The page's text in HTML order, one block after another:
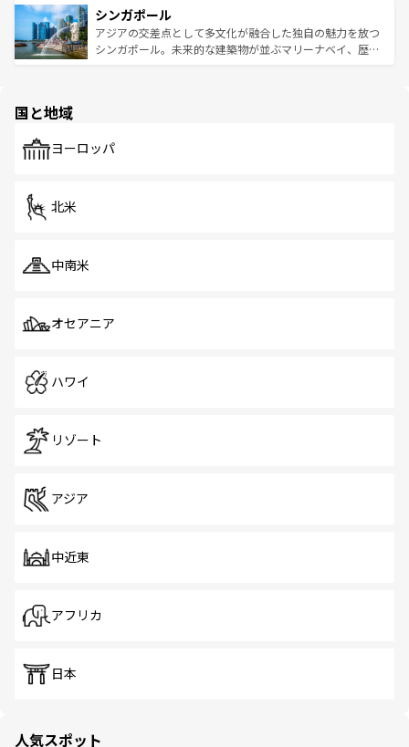
参照してほしい。
激する。気候は一年中温暖で、どの季節にも異なる楽しみ
が待っている。親しみやすいタイの人々、仏教を中心とし
た文化、そして多様な観光資源が、訪れる旅人を魅了し続
み、どこを訪れても感動するはず。観光スポットが密集し
ており、効率よく見どころを回れるのも魅力。息をのむよ
うな絶景から文化的な体験まで、香港を存分に楽しみ尽く
シンガポール
アジアの交差点として多文化が融合した独自の魅力を放つ
シンガポール。未来的な建築物が並ぶマリーナベイ、歴史
で、ホーカーズは地元の風情を楽しめる外せないスポット
国と地域
ヨーロッパ
北米
中南米
オセアニア
ハワイ
リゾート
アジア
中近東
アフリカ
日本
人気スポット